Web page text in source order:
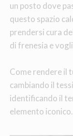
un posto dove
questo spazio
prendersi cura
di frenesia e
Come rendere il
cambiando il
identificando il
elemento iconico.